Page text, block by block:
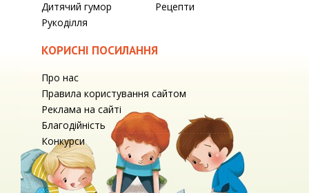
Дитячий гумор
Рецепти
Рукоділля
КОРИСНІ ПОСИЛАННЯ
Про нас
Правила користування сайтом
Реклама на сайті
Благодійність
Конкурси